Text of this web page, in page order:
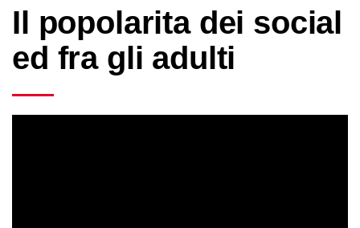
Il popolarita dei social
ed fra gli adulti